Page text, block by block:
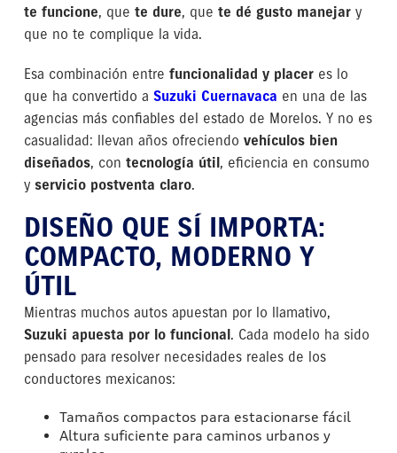
te funcione, que te dure, que te dé gusto manejary
que no te complique la vida.
Esa combinación entre funcionalidad y placeres lo
que ha convertido a Suzuki Cuernavaca en una de las
agencias más confiables del estado de Morelos. Y no es
casualidad: llevan años ofreciendo vehículos bien
diseñados, con tecnología útil , eficiencia en consumo
y servicio postventa claro.
DISEÑO QUE SÍ IMPORTA:
COMPACTO, MODERNO Y
ÚTIL
Mientras muchos autos apuestan por lo llamativo,
Suzuki apuesta por lo funcional . Cada modelo ha sido
pensado para resolver necesidades reales de los
conductores mexicanos:
Tamaños compactos para estacionarse fácil
Altura suficiente para caminos urbanos y